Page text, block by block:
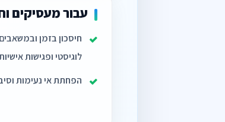
עבור מעסיקים
חיסכון בזמן
לוגיסטי ופגישות
הפחתת אי נעימות